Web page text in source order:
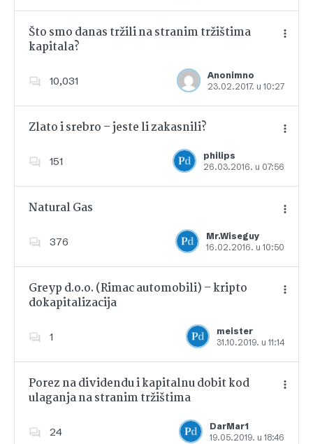
Što smo danas tržili na stranim tržištima
kapitala?
10,031
Anonimno
23.02.2017. u 10:27
Dodajte u favorite
Zlato i srebro – jeste li zakasnili?
151
philips
26.03.2016. u 07:56
Dodajte u favorite
Natural Gas
376
Mr.Wiseguy
16.02.2016. u 10:50
Dodajte u favorite
Greyp d.o.o. (Rimac automobili) – kripto
dokapitalizacija
1
meister
31.10.2019. u 11:14
Dodajte u favorite
Porez na dividendu i kapitalnu dobit kod
ulaganja na stranim tržištima
24
DarMar1
19.05.2019. u 18:46
Dodajte u favorite